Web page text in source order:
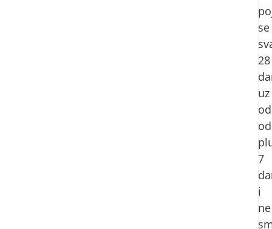
se
28
uz
od
7
i
ne